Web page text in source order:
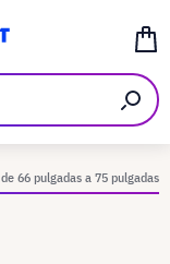
de 66 pulgadas a 75 pulgadas